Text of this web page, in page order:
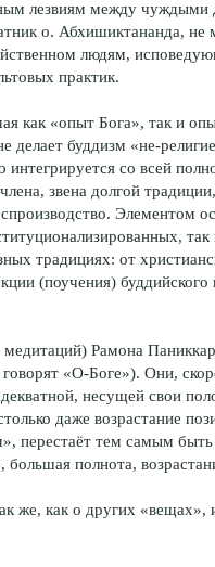
лезвиям между чуждыми
o. Абхишиктананда,
людям,
практик.
как «опыт Бога», так и
делает буддизм «не-
со всей
звена долгой
Элементом
традициях: от
(поучения) буддийского
Рамона
«О-Боге»). Они,
несущей свои
даже возрастание
перестаёт тем самым
большая полнота,
же, как о других «вещах»,